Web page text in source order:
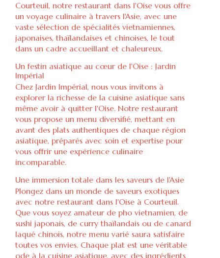
Courteuil, notre restaurant dans l'Oise vous offre
un voyage culinaire à travers l'Asie, avec une
vaste sélection de spécialités vietnamiennes,
japonaises, thaïlandaises et chinoises, le tout
dans un cadre accueillant et chaleureux.
Un festin asiatique au cœur de l'Oise : Jardin
Impérial
Chez Jardin Impérial, nous vous invitons à
explorer la richesse de la cuisine asiatique sans
même avoir à quitter l'Oise. Notre restaurant
vous propose un menu diversifié, mettant en
avant des plats authentiques de chaque région
asiatique, préparés avec soin et expertise pour
vous offrir une expérience culinaire
incomparable.
Une immersion totale dans les saveurs de l'Asie
Plongez dans un monde de saveurs exotiques
avec notre restaurant dans l'Oise à Courteuil.
Que vous soyez amateur de pho vietnamien, de
sushi japonais, de curry thaïlandais ou de canard
laqué chinois, notre menu varié saura satisfaire
toutes vos envies. Chaque plat est une véritable
ode à la cuisine asiatique, avec des ingrédients